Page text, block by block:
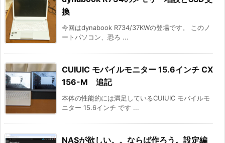
換
今回はdynabook R734/37KWの登場です。 このノ
ートパソコン、恐ろ ...
CUIUIC モバイルモニター 15.6インチ CX
156-M 追記
本体の性能的には満足しているCUIUIC モバイルモ
ニター 15.6インチ です ...
NASが欲しい。。ならば作ろう。設定編